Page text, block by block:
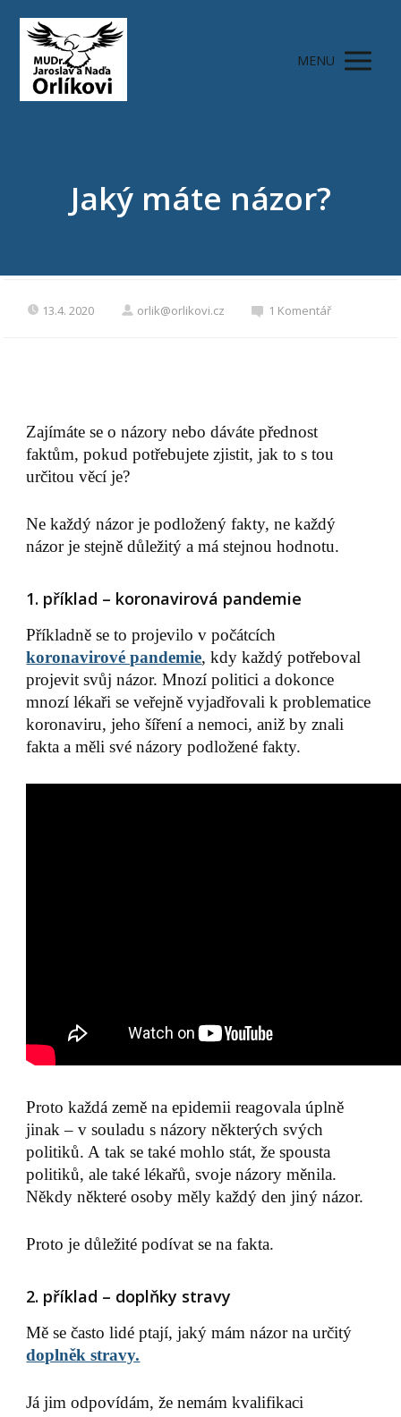
MENU
Jaký máte názor?
13.4. 2020 orlik@orlikovi.cz 1 Komentář
Zajímáte se o názory nebo dáváte přednost
faktům, pokud potřebujete zjistit, jak to s tou
určitou věcí je?
Ne každý názor je podložený fakty, ne každý
názor je stejně důležitý a má stejnou hodnotu.
1. příklad – koronavirová pandemie
Příkladně se to projevilo v počátcích
koronavirové pandemie, kdy každý potřeboval
projevit svůj názor. Mnozí politici a dokonce
mnozí lékaři se veřejně vyjadřovali k problematice
koronaviru, jeho šíření a nemoci, aniž by znali
fakta a měli své názory podložené fakty.
Proto každá země na epidemii reagovala úplně
jinak – v souladu s názory některých svých
politiků. A tak se také mohlo stát, že spousta
politiků, ale také lékařů, svoje názory měnila.
Někdy některé osoby měly každý den jiný názor.
Proto je důležité podívat se na fakta.
2. příklad – doplňky stravy
Mě se často lidé ptají, jaký mám názor na určitý
doplněk stravy.
Já jim odpovídám, že nemám kvalifikaci